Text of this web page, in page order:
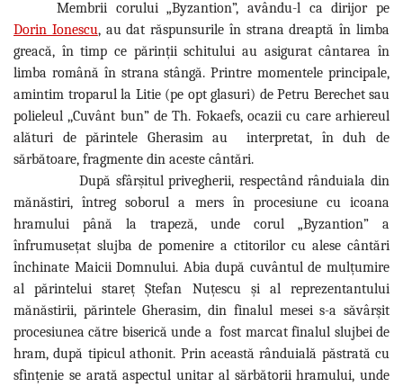
Membrii corului „Byzantion”, avându-l ca dirijor pe
Dorin Ionescu, au dat răspunsurile în strana dreaptă în limba
greacă, în timp ce părinții schitului au asigurat cântarea în
limba română în strana stângă. Printre momentele principale,
amintim troparul la Litie (pe opt glasuri) de Petru Berechet sau
polieleul ,,Cuvânt bun” de Th. Fokaefs, ocazii cu care arhiereul
alături de părintele Gherasim au interpretat, în duh de
sărbătoare, fragmente din aceste cântări.
După sfârșitul privegherii, respectând rânduiala din
mănăstiri, întreg soborul a mers în procesiune cu icoana
hramului până la trapeză, unde corul „Byzantion” a
înfrumusețat slujba de pomenire a ctitorilor cu alese cântări
închinate Maicii Domnului. Abia după cuvântul de mulțumire
al părintelui stareț Ștefan Nuțescu și al reprezentantului
mănăstirii, părintele Gherasim, din finalul mesei s-a săvârșit
procesiunea către biserică unde a fost marcat finalul slujbei de
hram, după tipicul athonit. Prin această rânduială păstrată cu
sfințenie se arată aspectul unitar al sărbătorii hramului, unde